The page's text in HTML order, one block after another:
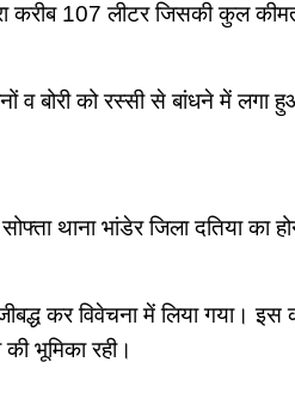
करीब 107 लीटर जिसकी कुल
व बोरी को रस्सी से बांधने में लगा
थाना भांडेर जिला दतिया
विवेचना में लिया गया। इस
भूमिका रही।